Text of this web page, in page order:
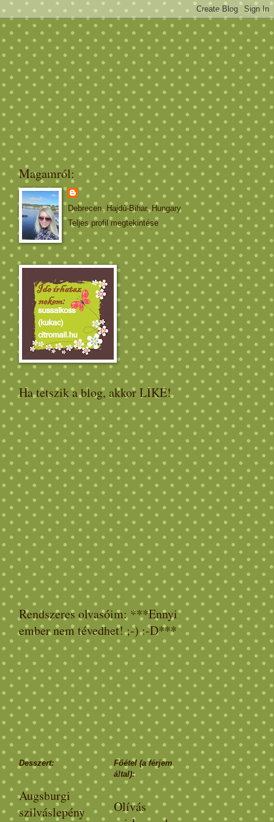
Magamról:
Debrecen, Hajdú-Bihar, Hungary
Teljes profil megtekintése
Ha tetszik a blog, akkor LIKE!
Rendszeres olvasóim: ***Ennyi
ember nem tévedhet! ;-) :-D***
Desszert:
Augsburgi
szilváslepény
Főétel (a férjem
által):
Olívás